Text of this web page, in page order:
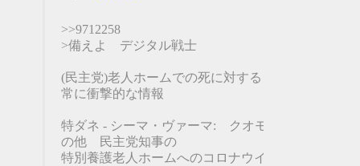
>>9712258
>備えよ デジタル戦士
(民主党)老人ホームでの死に対する 非
常に衝撃的な情報
特ダネ - シーマ・ヴァーマ: クオモそ
の他 民主党知事の
特別養護老人ホームへのコロナウイル